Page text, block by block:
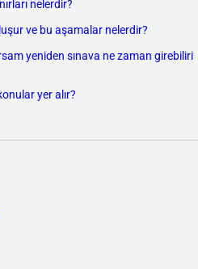
nelerdir?
ve bu aşamalar nelerdir?
yeniden sınava ne zaman girebiliri
yer alır?